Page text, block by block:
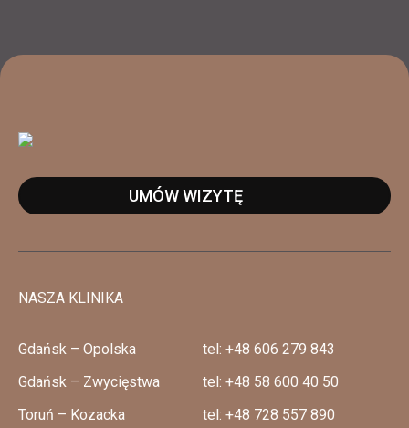
UMÓW WIZYTĘ
NASZA KLINIKA
Gdańsk – Opolska
Gdańsk – Zwycięstwa
Toruń – Kozacka
tel: +48 606 279 843
tel: +48 58 600 40 50
tel: +48 728 557 890